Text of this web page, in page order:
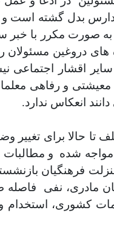
بدل گشته است و
ه صورت مکرر با خبر
های دروغین مسئولان
اقشار اجتماعی
معیشتی و رفاهی
انعکاس ندارد.
تا حالا برای تغییر
مواجه شده و
فرهنگیان
مادری، نفی
فاصله
کشوری،